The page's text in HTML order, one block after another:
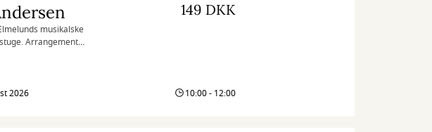
musikalske
Arrangementet
149 DKK
2026 10:00 - 12:00